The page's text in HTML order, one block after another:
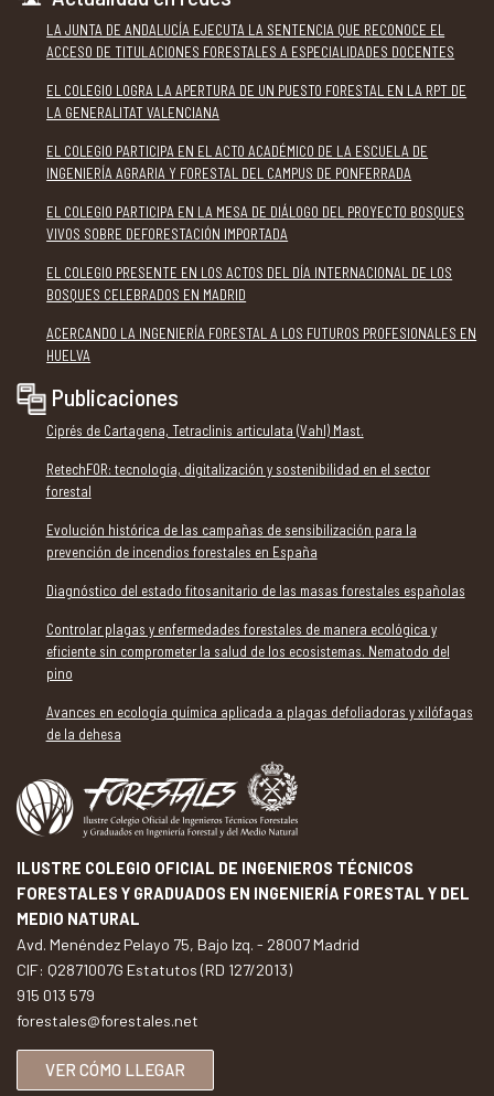
LA JUNTA DE ANDALUCÍA EJECUTA LA SENTENCIA QUE RECONOCE EL
ACCESO DE TITULACIONES FORESTALES A ESPECIALIDADES DOCENTES
EL COLEGIO LOGRA LA APERTURA DE UN PUESTO FORESTAL EN LA RPT DE
LA GENERALITAT VALENCIANA
EL COLEGIO PARTICIPA EN EL ACTO ACADÉMICO DE LA ESCUELA DE
INGENIERÍA AGRARIA Y FORESTAL DEL CAMPUS DE PONFERRADA
EL COLEGIO PARTICIPA EN LA MESA DE DIÁLOGO DEL PROYECTO BOSQUES
VIVOS SOBRE DEFORESTACIÓN IMPORTADA
EL COLEGIO PRESENTE EN LOS ACTOS DEL DÍA INTERNACIONAL DE LOS
BOSQUES CELEBRADOS EN MADRID
ACERCANDO LA INGENIERÍA FORESTAL A LOS FUTUROS PROFESIONALES EN
HUELVA
Publicaciones
Ciprés de Cartagena, Tetraclinis articulata (Vahl) Mast.
RetechFOR: tecnología, digitalización y sostenibilidad en el sector
forestal
Evolución histórica de las campañas de sensibilización para la
prevención de incendios forestales en España
Diagnóstico del estado fitosanitario de las masas forestales españolas
Controlar plagas y enfermedades forestales de manera ecológica y
eficiente sin comprometer la salud de los ecosistemas. Nematodo del
pino
Avances en ecología química aplicada a plagas defoliadoras y xilófagas
de la dehesa
ILUSTRE COLEGIO OFICIAL DE INGENIEROS TÉCNICOS
FORESTALES Y GRADUADOS EN INGENIERÍA FORESTAL Y DEL
MEDIO NATURAL
Avd. Menéndez Pelayo 75, Bajo Izq. - 28007 Madrid
CIF: Q2871007G Estatutos (RD 127/2013)
915 013 579
forestales@forestales.net
VER CÓMO LLEGAR